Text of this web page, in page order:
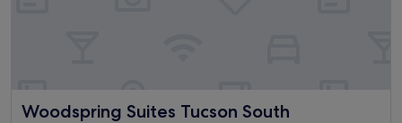
Woodspring Suites Tucson South
Woodspring Suites Tucson South